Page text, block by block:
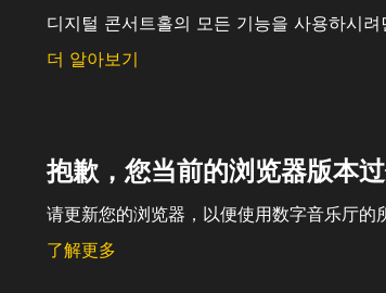
디지털 콘서트홀의 모든 기능을 사용하시
더 알아보기
抱歉，您当前的浏览器版本
请更新您的浏览器，以便使用数字音乐厅的
了解更多